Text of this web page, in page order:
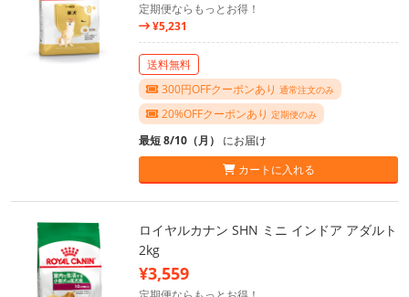
定期便ならもっとお得！
¥5,231
送料無料
300円OFFクーポンあり 通常注文のみ
20%OFFクーポンあり 定期便のみ
最短 8/10（月） にお届け
カートに入れる
ロイヤルカナン SHN ミニ インドア アダルト
2kg
¥3,559